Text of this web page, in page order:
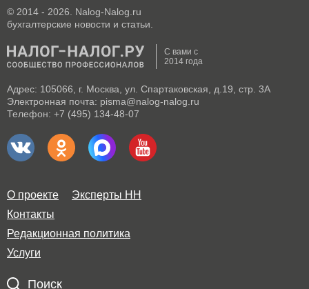
© 2014 - 2026. Nalog-Nalog.ru
бухгалтерские новости и статьи.
С вами с
2014 года
Адрес: 105066, г. Москва, ул. Спартаковская, д.19, стр. 3А
Электронная почта: pisma@nalog-nalog.ru
Телефон: +7 (495) 134-48-07
О проекте
Эксперты НН
Контакты
Редакционная политика
Услуги
Поиск